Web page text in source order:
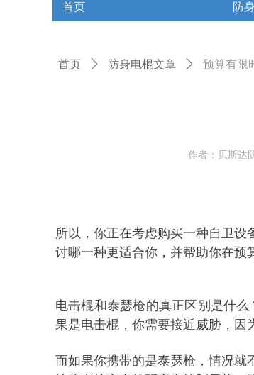
首页 防
所以，你正在考虑购买一种自卫设
讨哪一种更适合你，并帮助你在预
电击棍和泰瑟枪的真正区别是什么
果是电击棍 ，你需要接近威胁，
而如果你携带的是泰瑟枪，情况就
首页 ꄲ 防身电棍文章 ꄲ 预算有限
作者：贝斯达